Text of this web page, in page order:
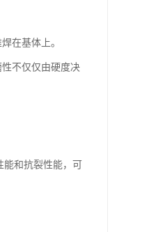
在基体上。
不仅仅由硬度决
和抗裂性能，可